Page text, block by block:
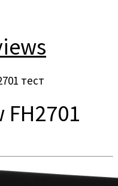
тест
FH2701